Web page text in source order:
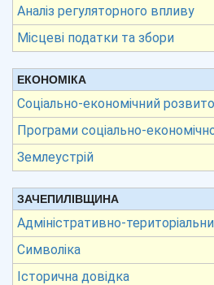
Аналіз регуляторного впливу
Місцеві податки та збори
ЕКОНОМІКА
Соціально-економічний
Програми соціально-
Землеустрій
ЗАЧЕПИЛІВЩИНА
Адміністративно-
Символіка
Історична довідка